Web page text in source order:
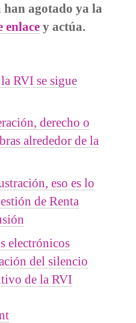
han agotado ya la
enlace y actúa.
RVI se sigue
derecho o
alrededor de la
eso es lo
de Renta
electrónicos
del silencio
de la RVI